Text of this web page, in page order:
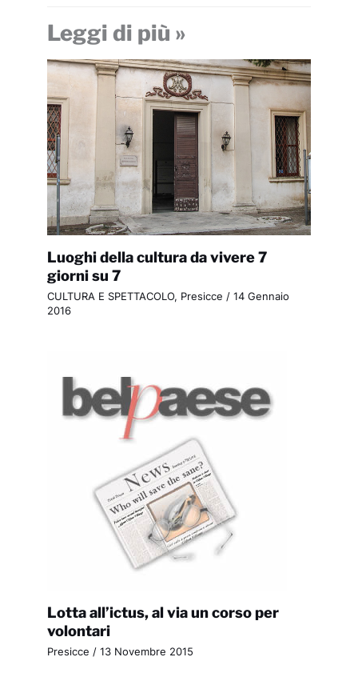
Leggi di più »
Luoghi della cultura da vivere 7
giorni su 7
CULTURA E SPETTACOLO, Presicce / 14 Gennaio
2016
Lotta all’ictus, al via un corso per
volontari
Presicce / 13 Novembre 2015